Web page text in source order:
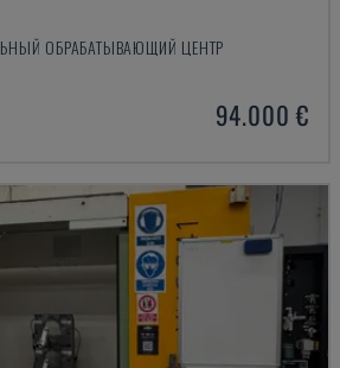
ОБРАБАТЫВАЮЩИЙ ЦЕНТР
94.000 €